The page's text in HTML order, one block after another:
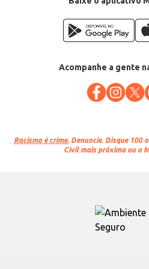
Acompanhe a gente
Racismo é crime. Denuncie. Disque 100
Civil mais próxima ou o